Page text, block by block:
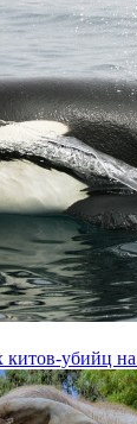
убийц